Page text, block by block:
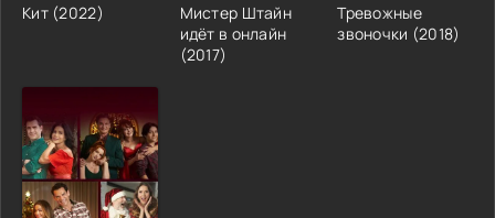
Кит (2022)
Мистер Штайн
идёт в онлайн
(2017)
Тревожные
звоночки (2018)